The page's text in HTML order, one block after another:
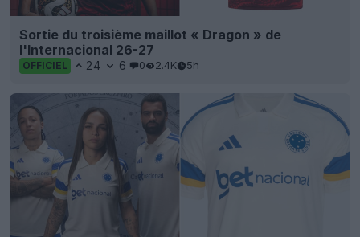
Sortie du troisième maillot « Dragon » de
l'Internacional 26-27
OFFICIEL 24 6 0 2.4K 5h